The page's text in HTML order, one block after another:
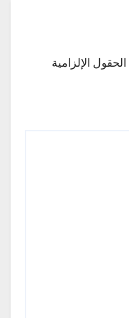
الحقول الإلزامية